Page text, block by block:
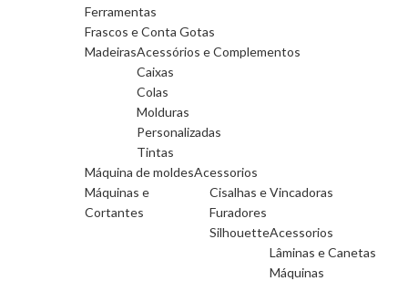
Ferramentas
Frascos e Conta Gotas
MadeirasAcessórios e Complementos
Caixas
Colas
Molduras
Personalizadas
Tintas
Máquina de moldesAcessorios
Máquinas e
Cortantes
Cisalhas e Vincadoras
Furadores
SilhouetteAcessorios
Lâminas e Canetas
Máquinas